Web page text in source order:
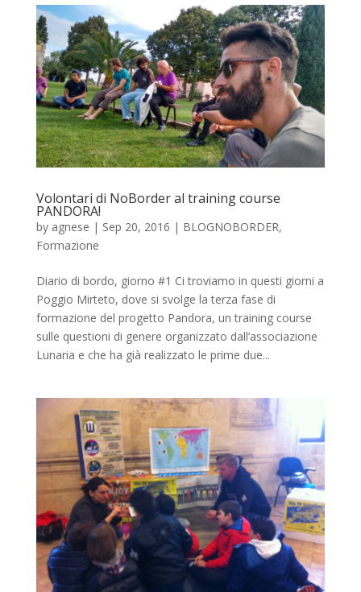
Volontari di NoBorder al training course
PANDORA!
by agnese | Sep 20, 2016 | BLOGNOBORDER,
Formazione
Diario di bordo, giorno #1 Ci troviamo in questi giorni a
Poggio Mirteto, dove si svolge la terza fase di
formazione del progetto Pandora, un training course
sulle questioni di genere organizzato dall’associazione
Lunaria e che ha già realizzato le prime due...